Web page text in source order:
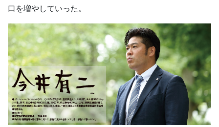
口を増やしていった。